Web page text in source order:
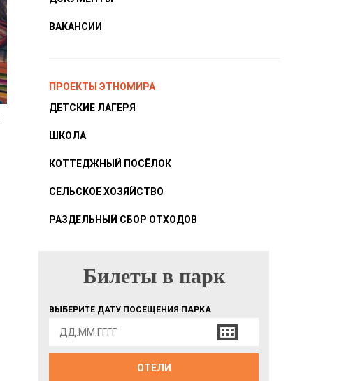
ВАКАНСИИ
ПРОЕКТЫ ЭТНОМИРА
ДЕТСКИЕ ЛАГЕРЯ
ШКОЛА
КОТТЕДЖНЫЙ ПОСЁЛОК
СЕЛЬСКОЕ ХОЗЯЙСТВО
РАЗДЕЛЬНЫЙ СБОР ОТХОДОВ
БИЛЕТЫ В ПАРК
Билеты в парк
ВЫБЕРИТЕ ДАТУ ПОСЕЩЕНИЯ ПАРКА
ОТЕЛИ